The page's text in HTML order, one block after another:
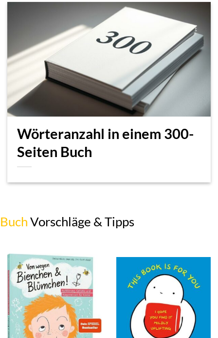
Wörteranzahl in einem 300-
Seiten Buch
Buch Vorschläge & Tipps